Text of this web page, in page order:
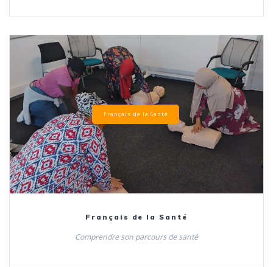
Français de la Santé
Français de la Santé
Comprendre son parcours de santé